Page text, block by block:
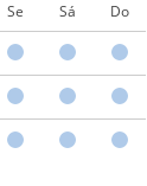
Se Sá Do